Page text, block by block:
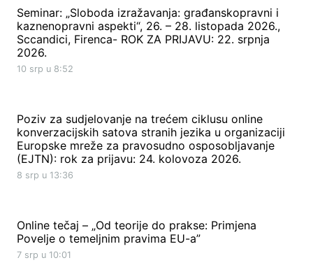
Seminar: „Sloboda izražavanja: građanskopravni i
kaznenopravni aspekti“, 26. – 28. listopada 2026.,
Sccandici, Firenca- ROK ZA PRIJAVU: 22. srpnja
2026.
10 srp u 8:52
Poziv za sudjelovanje na trećem ciklusu online
konverzacijskih satova stranih jezika u organizaciji
Europske mreže za pravosudno osposobljavanje
(EJTN): rok za prijavu: 24. kolovoza 2026.
8 srp u 13:36
Online tečaj – „Od teorije do prakse: Primjena
Povelje o temeljnim pravima EU-a”
7 srp u 10:01